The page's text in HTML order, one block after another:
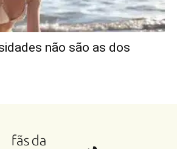
não são as dos